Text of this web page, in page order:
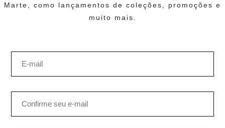
Marte, como lançamentos de coleções, promoções e
muito mais.